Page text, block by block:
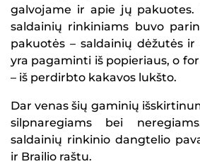
galvojame ir apie jų pakuotes.
saldainių rinkiniams buvo
pakuotės – saldainių dėžutės ir
yra pagaminti iš popieriaus, o
– iš perdirbto kakavos lukšto.
Dar venas šių gaminių
silpnaregiams bei
saldainių rinkinio dangtelio
ir Brailio raštu.